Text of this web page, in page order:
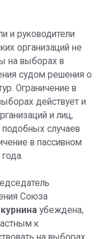
и руководители
организаций не
на выборах в
судом решения о
Ограничение в
действует и
и лиц,
случаев
в пассивном
Союза
убеждена,
к